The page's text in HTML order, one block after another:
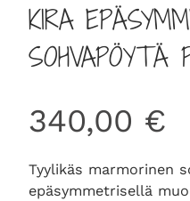
KIRA
SOHVAPÖYTÄ
340,00 €
Tyylikäs marmorinen
epäsymmetrisellä